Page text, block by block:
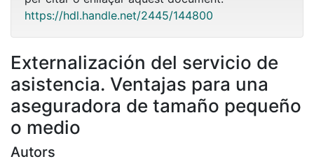
https://hdl.handle.net/2445/144800
Externalización del servicio de
asistencia. Ventajas para una
aseguradora de tamaño pequeño
o medio
Autors